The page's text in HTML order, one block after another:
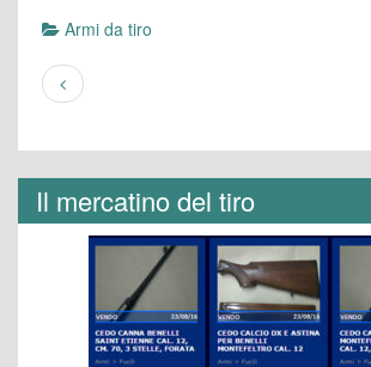
Armi da tiro
Il mercatino del tiro